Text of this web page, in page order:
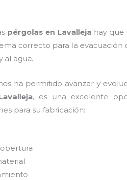
pérgolas en Lavalleja hay que
correcto para la
al agua.
ha permitido avanzar y
, es una excelente
para su fabricación: